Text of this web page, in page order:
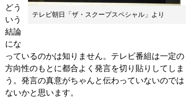
テレビ朝日「ザ・スクープスペシャル」より
どう
いう
結論
にな
っているのかは知りません。テレビ番組は一定の
方向性のもとに都合よく発言を切り貼りしてしま
う。発言の真意がちゃんと伝わっていないのでは
ないかと思います。